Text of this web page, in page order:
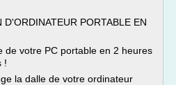
PORTABLE EN
de votre PC portable en 2 heures
!
la dalle de votre ordinateur